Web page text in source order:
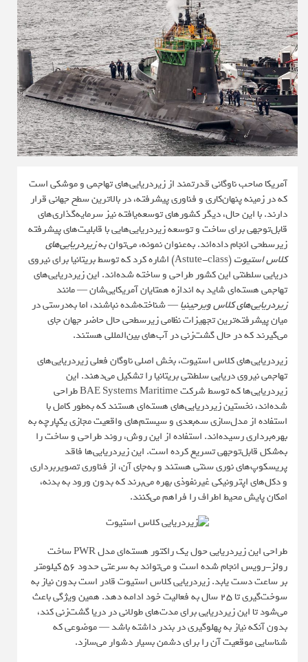
آمریکا صاحب ناوگانی قدرتمند از زیردریایی‌های تهاجمی و موشکی است
که در زمینه پنهان‌کاری و فناوری پیشرفته، در بالاترین سطح جهانی قرار
دارند. با این حال، دیگر کشورهای توسعه‌یافته نیز سرمایه‌گذاری‌های
قابل‌توجهی برای ساخت و توسعه زیردریایی‌هایی با قابلیت‌های پیشرفته
زیرسطحی انجام داده‌اند. به‌عنوان نمونه، می‌توان بهزیردریایی‌های
کلاس استیوت
(Astute-class) اشاره کرد که توسط بریتانیا برای نیروی
دریایی سلطنتی این کشور طراحی و ساخته شده‌اند. این زیردریایی‌های
تهاجمی هسته‌ای شاید به اندازه همتایان آمریکایی‌شان — مانند
زیردریایی‌های کلاس ویرجینیا— شناخته‌شده نباشند، اما به‌درستی در
میان پیشرفته‌ترین تجهیزات نظامی زیرسطحی حال حاضر جهان جای
می‌گیرند که در حال گشت‌زنی در آب‌های بین‌المللی هستند.
زیردریایی‌های کلاس استیوت، بخش اصلی ناوگان فعلی زیردریایی‌های
تهاجمی نیروی دریایی سلطنتی بریتانیا را تشکیل می‌دهند. این
زیردریایی‌ها که توسط شرکت BAE Systems Maritime طراحی
شده‌اند، نخستین زیردریایی‌های هسته‌ای هستند که به‌طور کامل با
استفاده از مدل‌سازی سه‌بعدی و سیستم‌های واقعیت مجازی یکپارچه به
بهره‌برداری رسیده‌اند. استفاده از این روش، روند طراحی و ساخت را
به‌شکل قابل‌توجهی تسریع کرده است. این زیردریایی‌ها فاقد
پریسکوپ‌های نوری سنتی هستند و به‌جای آن، از فناوری تصویربرداری
و دکل‌های اپترونیکی غیرنفوذی بهره می‌برند که بدون ورود به بدنه،
امکان پایش محیط اطراف را فراهم می‌کنند.
طراحی این زیردریایی حول یک راکتور هسته‌ای مدل PWR ساخت
رولز-رویس انجام شده است و می‌تواند به سرعتی حدود ۵۶ کیلومتر
بر ساعت دست یابد. زیردریایی کلاس استیوت قادر است بدون نیاز به
سوخت‌گیری تا ۲۵ سال به فعالیت خود ادامه دهد. همین ویژگی باعث
می‌شود تا این زیردریایی برای مدت‌های طولانی در دریا گشت‌زنی کند،
بدون آنکه نیاز به پهلوگیری در بندر داشته باشد — موضوعی که
شناسایی موقعیت آن را برای دشمن بسیار دشوار می‌سازد.